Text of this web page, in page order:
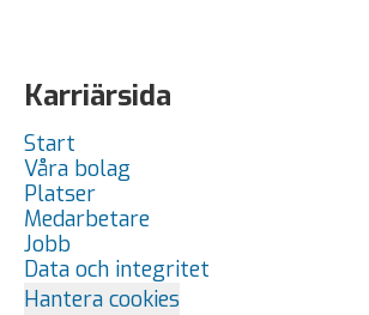
Karriärsida
Start
Våra bolag
Platser
Medarbetare
Jobb
Data och integritet
Hantera cookies